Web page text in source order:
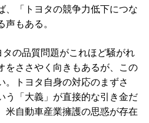
、「トヨタの競争力低下につな
声もある。
の品質問題がこれほど騒がれ
をささやく向きもあるが、この
。トヨタ自身の対応のまずさ
う「大義」が直接的な引き金だ
米自動車産業擁護の思惑が存在